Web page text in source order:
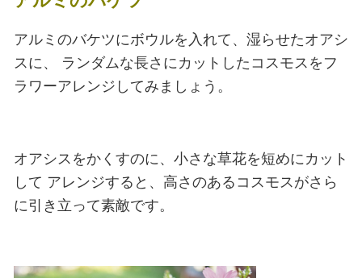
アルミのバケツにボウルを入れて、湿らせたオアシ
スに、
ランダムな長さにカットしたコスモスをフ
ラワーアレンジしてみましょう。
オアシスをかくすのに、小さな草花を短めにカット
して アレンジすると、高さのあるコスモスがさら
に引き立って素敵です。